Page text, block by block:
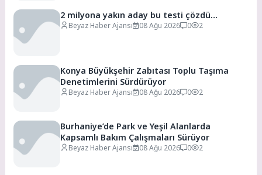
2 milyona yakın aday bu testi çözdü…
Beyaz Haber Ajansı 08 Ağu 2026 0 2
Konya Büyükşehir Zabıtası Toplu Taşıma
Denetimlerini Sürdürüyor
Beyaz Haber Ajansı 08 Ağu 2026 0 2
Burhaniye’de Park ve Yeşil Alanlarda
Kapsamlı Bakım Çalışmaları Sürüyor
Beyaz Haber Ajansı 08 Ağu 2026 0 2